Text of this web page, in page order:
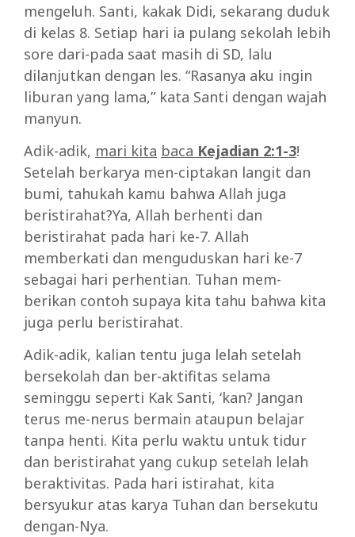
mengeluh. Santi, kakak Didi, sekarang duduk
di kelas 8. Setiap hari ia pulang sekolah lebih
sore dari-pada saat masih di SD, lalu
dilanjutkan dengan les. “Rasanya aku ingin
liburan yang lama,” kata Santi dengan wajah
manyun.
Adik-adik, mari kita baca Kejadian 2:1-3!
Setelah berkarya men-ciptakan langit dan
bumi, tahukah kamu bahwa Allah juga
beristirahat?Ya, Allah berhenti dan
beristirahat pada hari ke-7. Allah
memberkati dan menguduskan hari ke-7
sebagai hari perhentian. Tuhan mem-
berikan contoh supaya kita tahu bahwa kita
juga perlu beristirahat.
Adik-adik, kalian tentu juga lelah setelah
bersekolah dan ber-aktifitas selama
seminggu seperti Kak Santi, ‘kan? Jangan
terus me-nerus bermain ataupun belajar
tanpa henti. Kita perlu waktu untuk tidur
dan beristirahat yang cukup setelah lelah
beraktivitas. Pada hari istirahat, kita
bersyukur atas karya Tuhan dan bersekutu
dengan-Nya.